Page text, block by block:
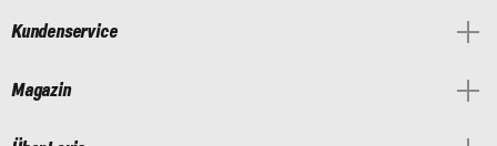
Kundenservice
Magazin